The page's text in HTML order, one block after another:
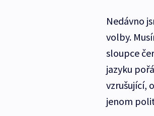
Nedávno
volby.
sloupce
jazyku
vzrušující,
jenom